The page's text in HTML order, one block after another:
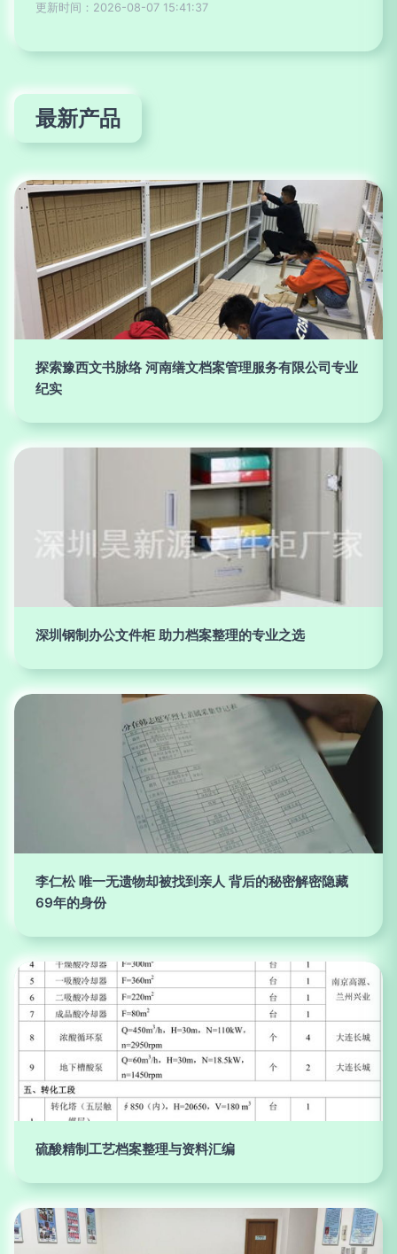
更新时间：2026-08-07 15:41:37
最新产品
探索豫西文书脉络 河南缮文档案管理服务有限公司专业
纪实
深圳钢制办公文件柜 助力档案整理的专业之选
李仁松 唯一无遗物却被找到亲人 背后的秘密解密隐藏
69年的身份
硫酸精制工艺档案整理与资料汇编